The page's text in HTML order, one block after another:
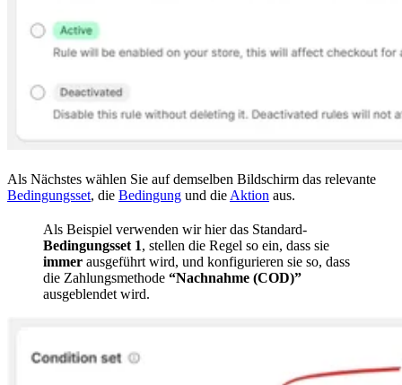
Als Nächstes wählen Sie auf demselben Bildschirm das relevante
Bedingungsset, die Bedingung und die Aktion aus.
Als Beispiel verwenden wir hier das Standard-
Bedingungsset 1, stellen die Regel so ein, dass sie
immer ausgeführt wird, und konfigurieren sie so, dass
die Zahlungsmethode “Nachnahme (COD)”
ausgeblendet wird.